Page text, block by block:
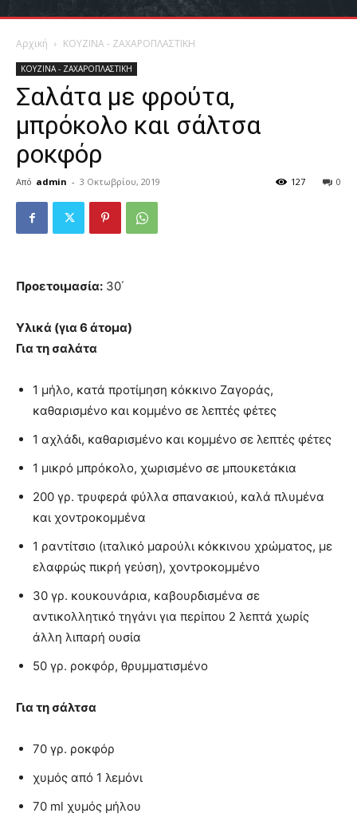
Αρχική ΚΟΥΖΙΝΑ - ΖΑΧΑΡΟΠΛΑΣΤΙΚΗ
ΚΟΥΖΙΝΑ - ΖΑΧΑΡΟΠΛΑΣΤΙΚΗ
Σαλάτα με φρούτα,
μπρόκολο και σάλτσα
ροκφόρ
Από admin - 3 Οκτωβρίου, 2019 0
127
Προετοιμασία: 30΄
Υλικά (για 6 άτομα)
Για τη σαλάτα
1 μήλο, κατά προτίμηση κόκκινο Ζαγοράς,
καθαρισμένο και κομμένο σε λεπτές φέτες
1 αχλάδι, καθαρισμένο και κομμένο σε λεπτές φέτες
1 μικρό μπρόκολο, χωρισμένο σε μπουκετάκια
200 γρ. τρυφερά φύλλα σπανακιού, καλά πλυμένα
και χοντροκομμένα
1 ραντίτσιο (ιταλικό μαρούλι κόκκινου χρώματος, με
ελαφρώς πικρή γεύση), χοντροκομμένο
30 γρ. κουκουνάρια, καβουρδισμένα σε
αντικολλητικό τηγάνι για περίπου 2 λεπτά χωρίς
άλλη λιπαρή ουσία
50 γρ. ροκφόρ, θρυμματισμένο
Για τη σάλτσα
70 γρ. ροκφόρ
χυμός από 1 λεμόνι
70 ml χυμός μήλου